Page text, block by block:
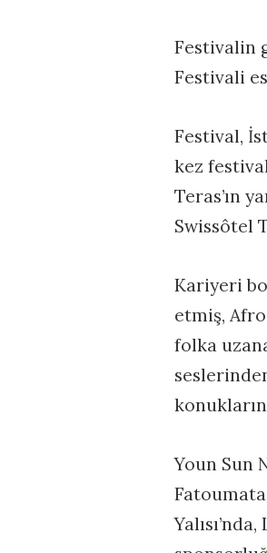
Festivalin
Festivali
Festival,
kez
Teras’ın
Swissôtel
Kariyeri
etmiş,
folka
Youn Sun